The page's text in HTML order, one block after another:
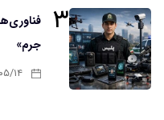
۳
جرم»
۱۴۰۵/